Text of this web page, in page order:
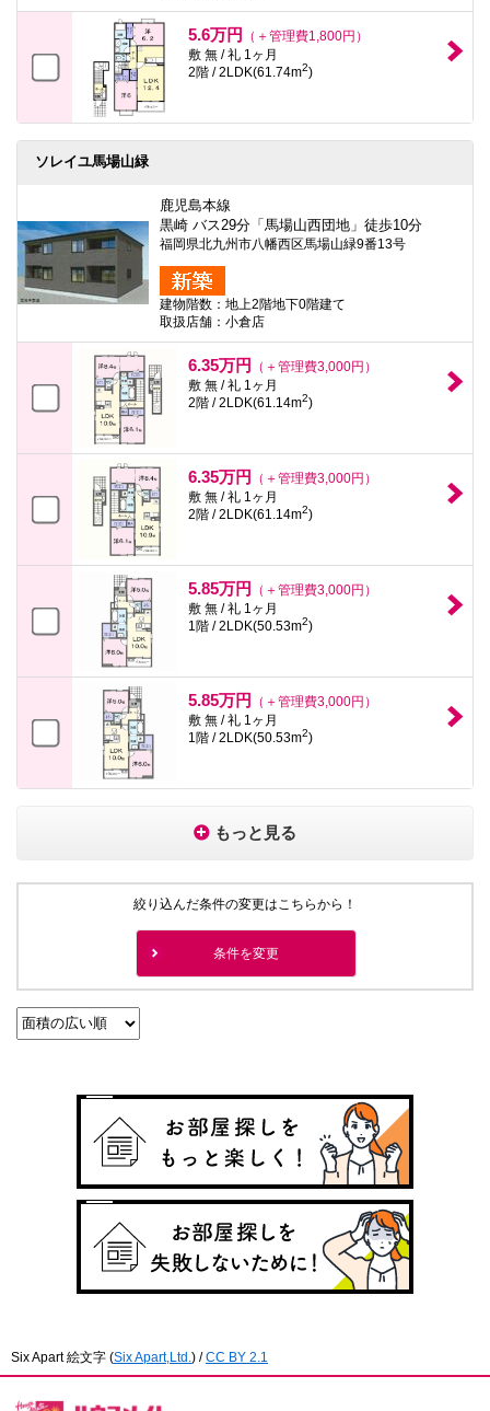
5.6万円
（＋管理費1,800円）
敷 無 / 礼 1ヶ月
2階 / 2LDK(61.74m2)
ソレイユ馬場山緑
鹿児島本線
黒崎 バス29分「馬場山西団地」徒歩10分
福岡県北九州市八幡西区馬場山緑9番13号
建物階数：地上2階地下0階建て
取扱店舗：小倉店
6.35万円
（＋管理費3,000円）
敷 無 / 礼 1ヶ月
2階 / 2LDK(61.14m2)
6.35万円
（＋管理費3,000円）
敷 無 / 礼 1ヶ月
2階 / 2LDK(61.14m2)
5.85万円
（＋管理費3,000円）
敷 無 / 礼 1ヶ月
1階 / 2LDK(50.53m2)
5.85万円
（＋管理費3,000円）
敷 無 / 礼 1ヶ月
1階 / 2LDK(50.53m2)
もっと見る
絞り込んだ条件の変更はこちらから！
条件を変更
Six Apart 絵文字 (Six Apart,Ltd. ) /CC BY 2.1